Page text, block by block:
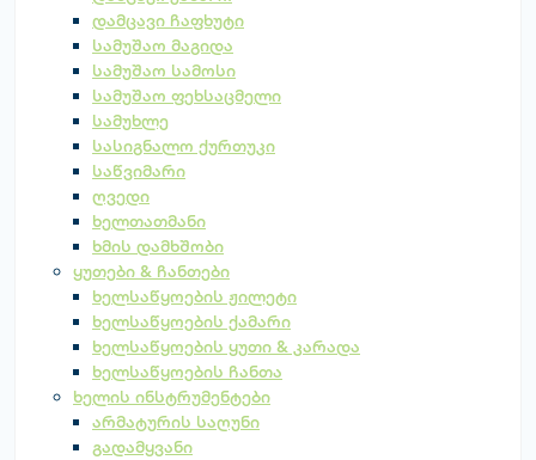
დამცავი ჩაფხუტი
სამუშაო მაგიდა
სამუშაო სამოსი
სამუშაო ფეხსაცმელი
სამუხლე
სასიგნალო ქურთუკი
საწვიმარი
ღვედი
ხელთათმანი
ხმის დამხშობი
ყუთები & ჩანთები
ხელსაწყოების ჟილეტი
ხელსაწყოების ქამარი
ხელსაწყოების ყუთი & კარადა
ხელსაწყოების ჩანთა
ხელის ინსტრუმენტები
არმატურის საღუნი
გადამყვანი